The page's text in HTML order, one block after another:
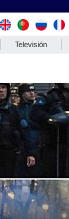
Televisión